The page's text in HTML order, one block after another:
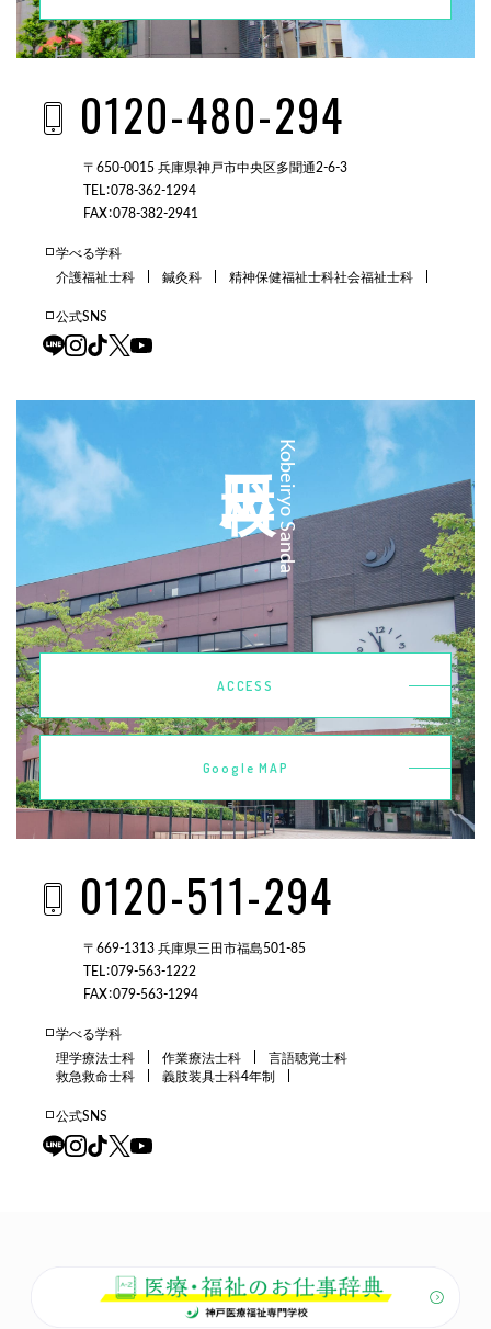
0120-480-294
〒650-0015 兵庫県神戸市中央区多聞通2-6-3
TEL：078-362-1294
FAX：078-382-2941
学べる学科
介護福祉士科
鍼灸科 精神保健福祉士科社会福祉士科
公式SNS
Kobeiryo Sanda
ACCESS
Google MAP
0120-511-294
〒669-1313 兵庫県三田市福島501-85
TEL：079-563-1222
FAX：079-563-1294
学べる学科
理学療法士科
作業療法士科
言語聴覚士科
救急救命士科
義肢装具士科4年制
公式SNS